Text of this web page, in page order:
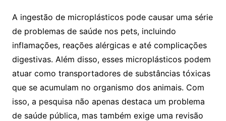
A ingestão de microplásticos pode causar uma série
de problemas de saúde nos pets, incluindo
inflamações, reações alérgicas e até complicações
digestivas. Além disso, esses microplásticos podem
atuar como transportadores de substâncias tóxicas
que se acumulam no organismo dos animais. Com
isso, a pesquisa não apenas destaca um problema
de saúde pública, mas também exige uma revisão